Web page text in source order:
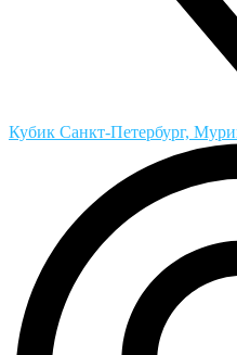
Кубик Санкт-Петербург,